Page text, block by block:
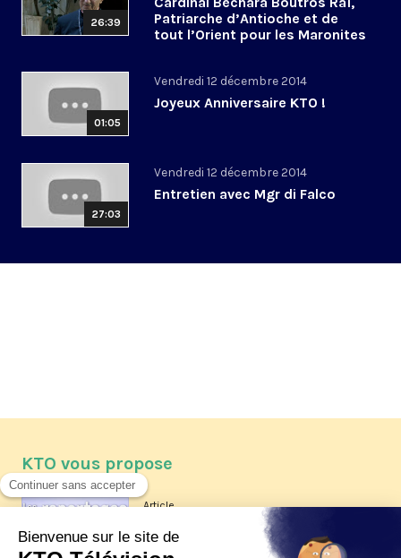
26:39
Patriarche d’Antioche et de
tout l’Orient pour les Maronites
01:05
Vendredi 12 décembre 2014
Joyeux Anniversaire KTO !
27:03
Vendredi 12 décembre 2014
Entretien avec Mgr di Falco
KTO vous propose
Article
Les reportages d'été 2026 de KTO